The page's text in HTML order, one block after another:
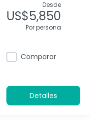
Desde
US$5,850
Por persona
Comparar
Detalles